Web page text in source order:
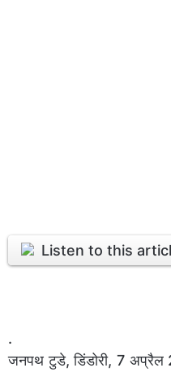
Listen to this
.
जनपथ टुडे, डिंडोरी, 7 अप्रैल